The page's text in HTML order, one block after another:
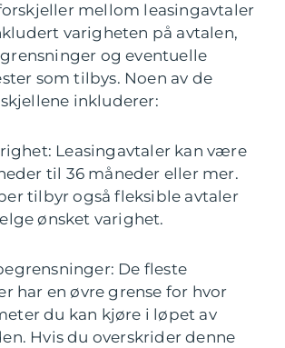
mellom leasingavtaler
varigheten på avtalen,
og eventuelle
som tilbys. Noen av de
inkluderer:
Leasingavtaler kan være
til 36 måneder eller mer.
tilbyr også fleksible avtaler
ønsket varighet.
De fleste
har en øvre grense for hvor
du kan kjøre i løpet av
Hvis du overskrider denne